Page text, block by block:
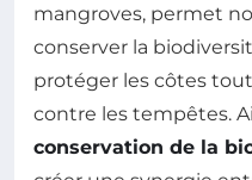
mangroves, permet
conserver la
protéger les côtes
contre les tempêtes.
conservation de la